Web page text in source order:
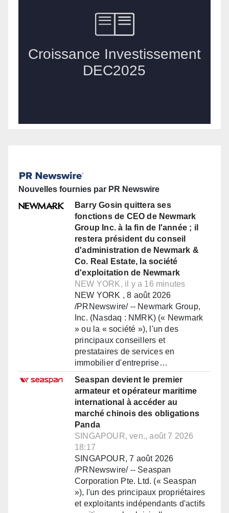
Nouvelles fournies par PR Newswire
Barry Gosin quittera ses
fonctions de CEO de Newmark
Group Inc. à la fin de l'année ; il
restera président du conseil
d'administration de Newmark &
Co. Real Estate, la société
d'exploitation de Newmark
NEW YORK, il y a 16 minutes
NEW YORK , 8 août 2026
/PRNewswire/ -- Newmark Group,
Inc. (Nasdaq : NMRK) (« Newmark
» ou la « société »), l'un des
principaux conseillers et
prestataires de services en
immobilier d'entreprise…
Seaspan devient le premier
armateur et opérateur maritime
international à accéder au
marché chinois des obligations
Panda
SINGAPOUR, ven., août 7 2026
18:17
SINGAPOUR, 7 août 2026
/PRNewswire/ -- Seaspan
Corporation Pte. Ltd. (« Seaspan
»), l'un des principaux propriétaires
et exploitants indépendants d'actifs